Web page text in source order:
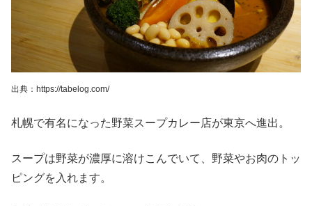
出典：https://tabelog.com/
札幌で有名になった野菜スープカレー店が東京へ進出。
スープは野菜が濃厚に溶けこんでいて、野菜やお肉のトッ
ピングを入れます。